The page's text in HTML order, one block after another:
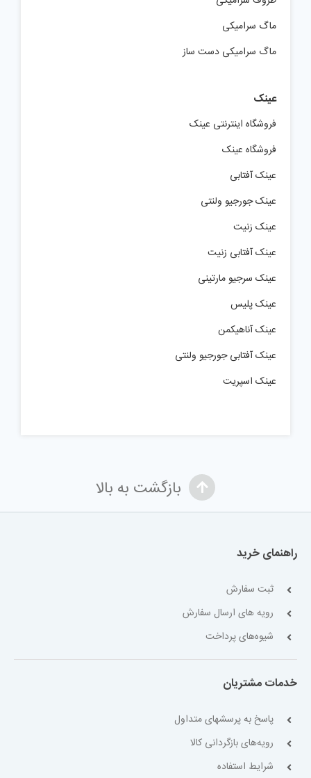
ماگ سرامیکی
ماگ سرامیکی دست ساز
عینک
فروشگاه اینترنتی عینک
فروشگاه عینک
عینک آفتابی
عینک جورجیو ولنتی
عینک زنیت
عینک آفتابی زنیت
عینک سرجیو مارتینی
عینک پلیس
عینک آناهیکمن
عینک آفتابی جورجیو ولنتی
عینک اسپریت
بازگشت به بالا
راهنمای خرید
ثبت سفارش
رویه های ارسال سفارش
شیوه‌های پرداخت
خدمات مشتریان
پاسخ به پرسشهای متداول
رویه‌های بازگردانی کالا
شرایط استفاده